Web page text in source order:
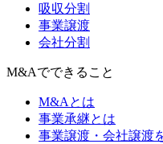
吸収分割
事業譲渡
会社分割
M&Aでできること
M&Aとは
事業承継とは
事業譲渡・会社譲渡